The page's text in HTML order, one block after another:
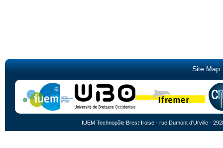
Site Map
IUEM Technopôle Brest-Iroise - rue Dumont d'Urville -